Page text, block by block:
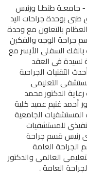
- جامعـة طنطـا ورئيس
بوحدة جراحات اليد
بالتعاون مع وحدة
جراحة الوجه والفكين
السفلى الأيسر مع
فى العقد
التقنيات الجراحية
التعليمى
الدكتور محمد
أحمد غنيم عميد كلية
الجامعية
للمستشفيات
رئيس قسم جراحة
العامة
العالمى والدكتور
العامة .